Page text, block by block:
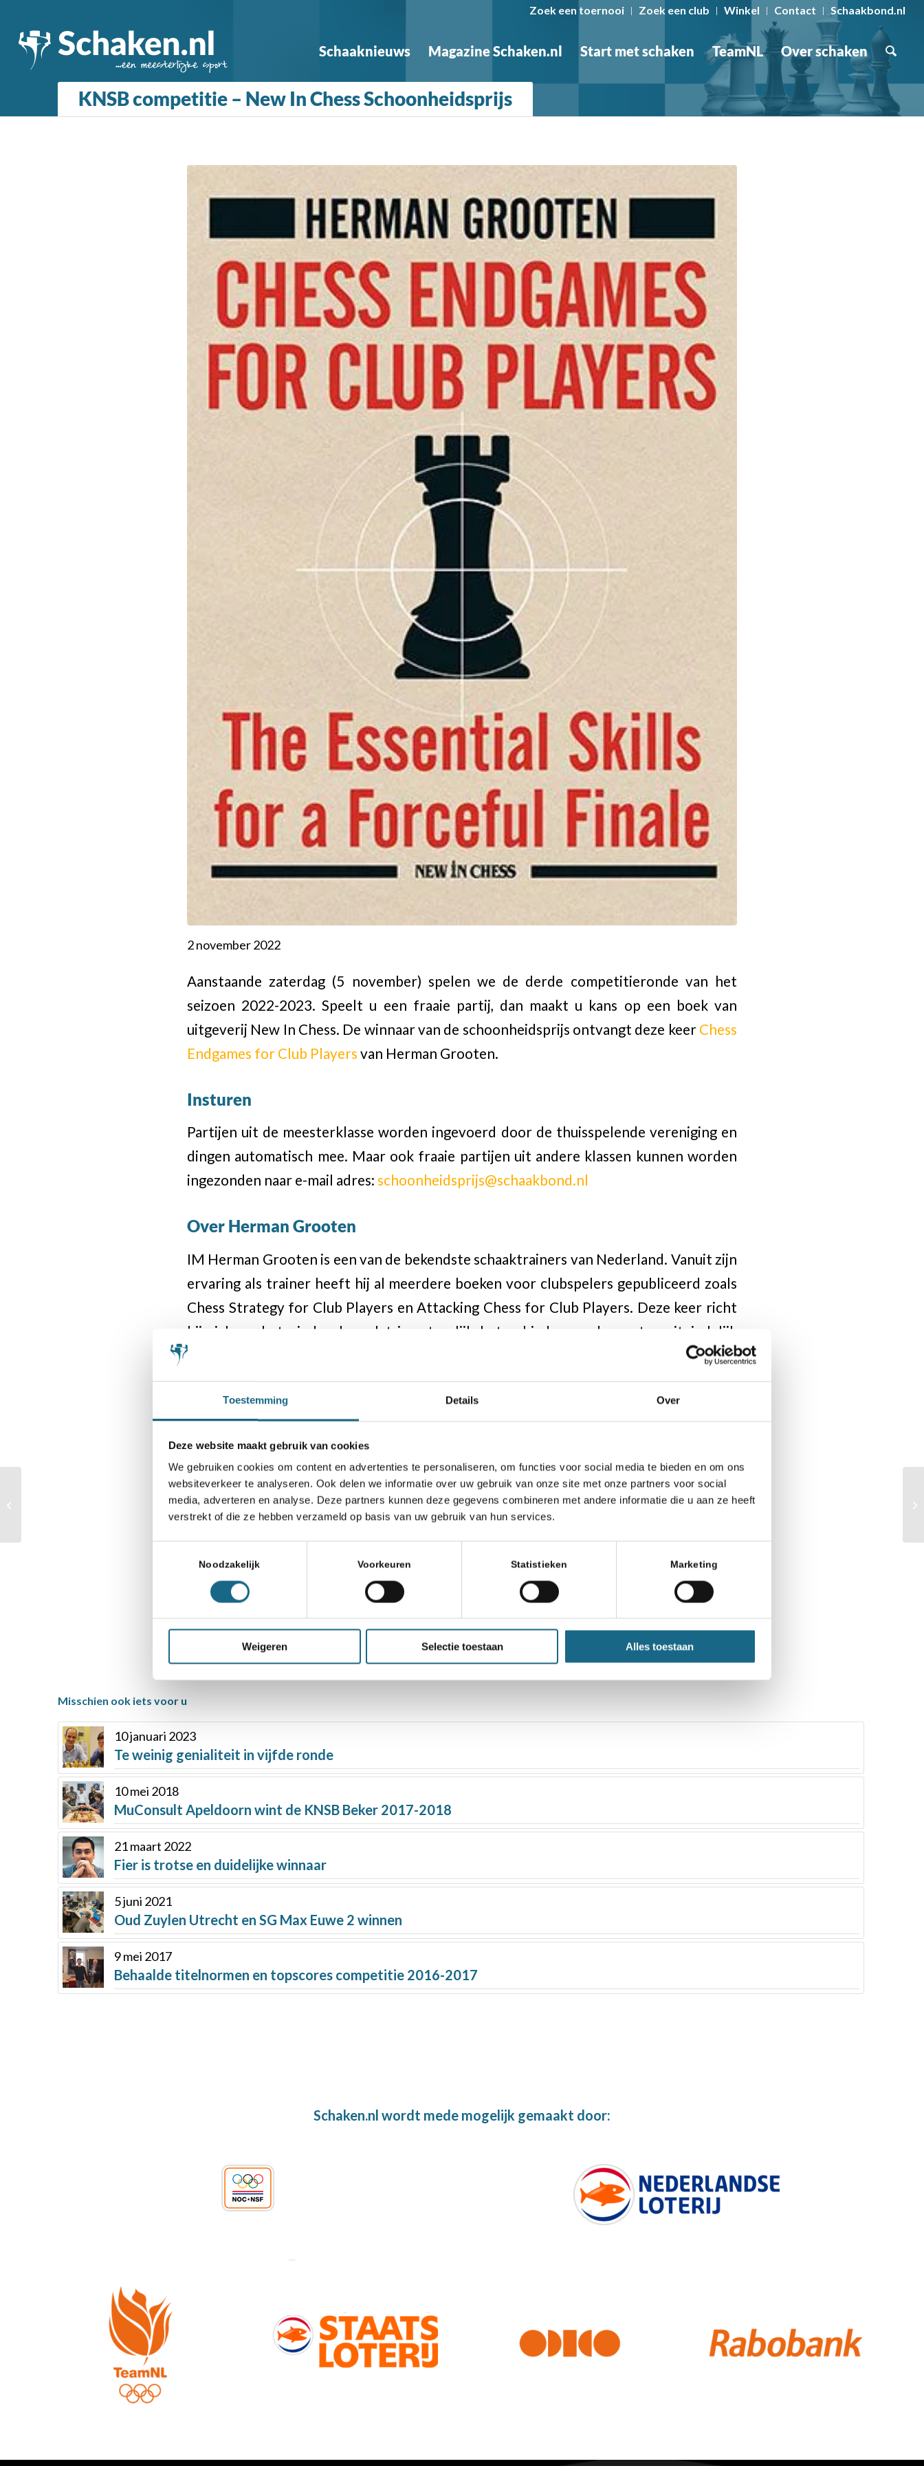
Toestemming Details Over
Deze website maakt gebruik van cookies
We gebruiken cookies om content en advertenties te personaliseren, om functies voor social media te bieden en om ons
websiteverkeer te analyseren. Ook delen we informatie over uw gebruik van onze site met onze partners voor social
media, adverteren en analyse. Deze partners kunnen deze gegevens combineren met andere informatie die u aan ze heeft
verstrekt of die ze hebben verzameld op basis van uw gebruik van hun services.
Noodzakelijk Voorkeuren Statistieken Marketing
Weigeren Selectie toestaan Alles toestaan
Zoek een toernooi Zoek een club Winkel Contact Schaakbond.nl
Schaaknieuws Magazine Schaken.nl Start met schaken TeamNL Over schaken
KNSB competitie – New In Chess Schoonheidsprijs
2 november 2022
Aanstaande zaterdag (5 november) spelen we de derde competitieronde van het
seizoen 2022-2023. Speelt u een fraaie partij, dan maakt u kans op een boek van
uitgeverij New In Chess. De winnaar van de schoonheidsprijs ontvangt deze keer Chess
Endgames for Club Players van Herman Grooten.
Insturen
Partijen uit de meesterklasse worden ingevoerd door de thuisspelende vereniging en
dingen automatisch mee. Maar ook fraaie partijen uit andere klassen kunnen worden
ingezonden naar e-mail adres: schoonheidsprijs@schaakbond.nl
Over Herman Grooten
IM Herman Grooten is een van de bekendste schaaktrainers van Nederland. Vanuit zijn
ervaring als trainer heeft hij al meerdere boeken voor clubspelers gepubliceerd zoals
Chess Strategy for Club Players en Attacking Chess for Club Players. Deze keer richt
hij zich op het eindspel en dat is natuurlijk het gebied waar de punten uiteindelijk
verzilverd moeten worden. Naast theoretische eindspelen die ingedeeld zijn op de
materiaalverhouding, richt hij zich ook op een thematische behandeling en leert de
lezer alle noodzakelijke technieken. De praktische eindspelen, en de anekdotes rondom
Categorie
Deel dit stuk
Misschien ook iets voor u
10 januari 2023
Te weinig genialiteit in vijfde ronde
10 mei 2018
MuConsult Apeldoorn wint de KNSB Beker 2017-2018
21 maart 2022
Fier is trotse en duidelijke winnaar
5 juni 2021
Oud Zuylen Utrecht en SG Max Euwe 2 winnen
9 mei 2017
Behaalde titelnormen en topscores competitie 2016-2017
Schaken.nl wordt mede mogelijk gemaakt door: